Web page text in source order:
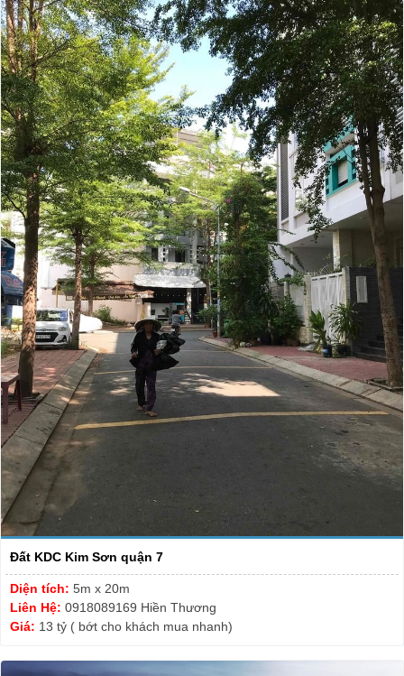
Đất KDC Kim Sơn quận 7
Diện tích: 5m x 20m
Liên Hệ: 0918089169 Hiền Thương
Giá: 13 tỷ ( bớt cho khách mua nhanh)